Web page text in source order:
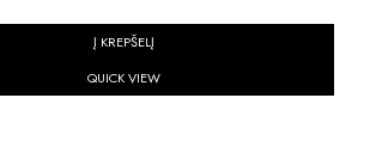
Į KREPŠELĮ
QUICK VIEW